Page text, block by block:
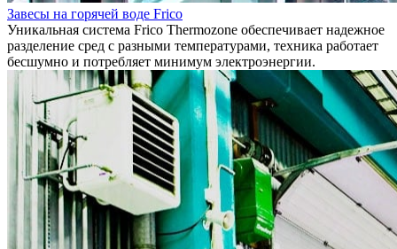
Завесы на горячей воде Frico
Уникальная система Frico Thermozone обеспечивает надежное
разделение сред с разными температурами, техника работает
бесшумно и потребляет минимум электроэнергии.